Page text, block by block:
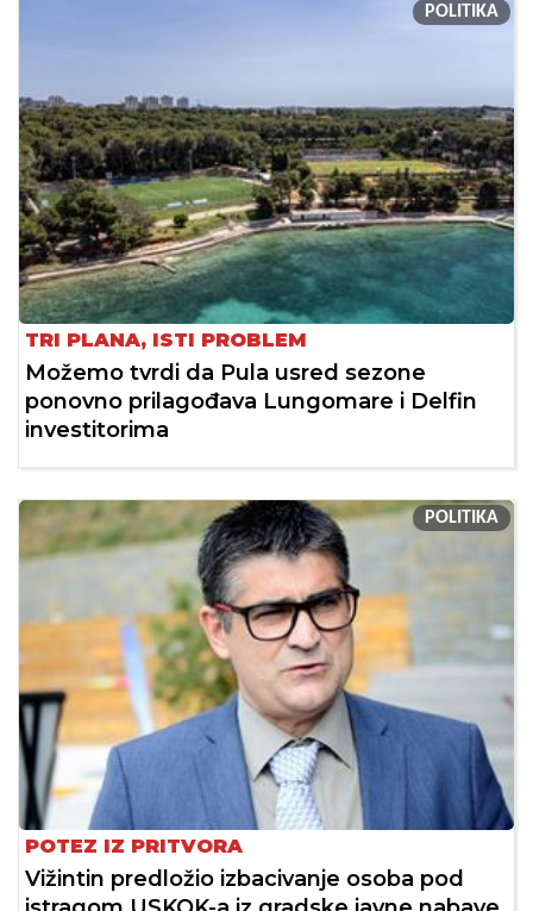
POLITIKA
TRI PLANA, ISTI PROBLEM
Možemo tvrdi da Pula usred sezone
ponovno prilagođava Lungomare i Delfin
investitorima
POLITIKA
POTEZ IZ PRITVORA
Vižintin predložio izbacivanje osoba pod